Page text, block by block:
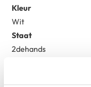
Kleur
Wit
Staat
2dehands